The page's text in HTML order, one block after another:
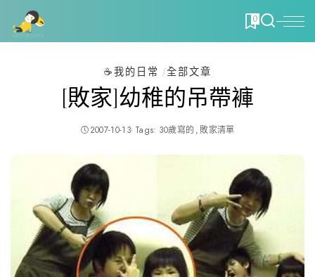
0
☕️我的日常 全部文章
[敗家]幼稚的吊帶褲
2007-10-13 Tags: 30歲寫的 敗家清單